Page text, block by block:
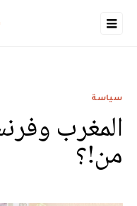
سياسة
المغرب
من!؟